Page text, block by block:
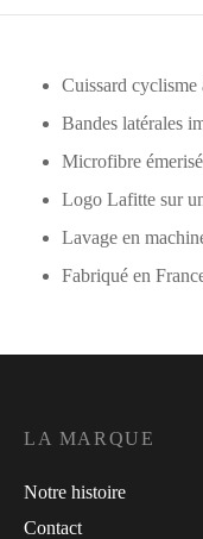
Cuissard cyclisme
Bandes latérales
Microfibre
Logo Lafitte sur
Lavage en
Fabriqué en
LA MARQUE
Notre histoire
Contact